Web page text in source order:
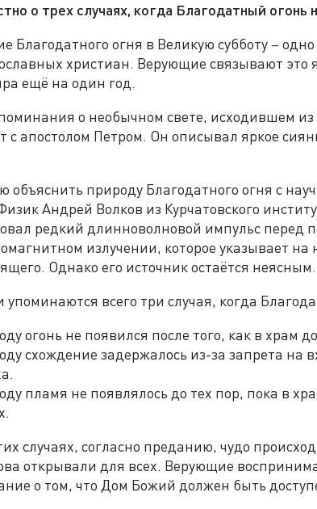
о трех случаях, когда Благодатный огонь
Благодатного огня в Великую субботу –
христиан. Верующие связывают это
ещё на один год.
о необычном свете, исходившем
с апостолом Петром. Он описывал яркое
объяснить природу Благодатного огня с
Андрей Волков из Курчатовского
редкий длинноволновой импульс перед
излучении, которое указывает
Однако его источник остаётся неясным.
упоминаются всего три случая, когда
огонь не появился после того, как в храм
схождение задержалось из-за запрета на
пламя не появлялось до тех пор, пока в
случаях, согласно преданию, чудо
открывали для всех. Верующие
о том, что Дом Божий должен быть